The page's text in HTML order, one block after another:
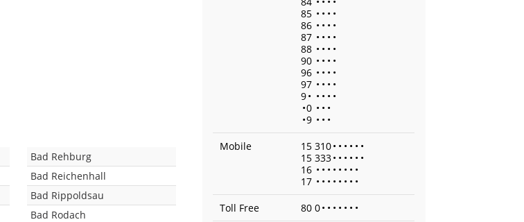
Bad Rehburg
Bad Reichenhall
Bad Rippoldsau
Bad Rodach
85 • • • •
86 • • • •
87 • • • •
88 • • • •
90 • • • •
96 • • • •
97 • • • •
9• • • • •
•0 • • •
•9 • • •
Mobile
15 310• • • • • •
15 333• • • • • •
16 • • • • • • • •
17 • • • • • • • •
Toll Free
80 0• • • • • • •